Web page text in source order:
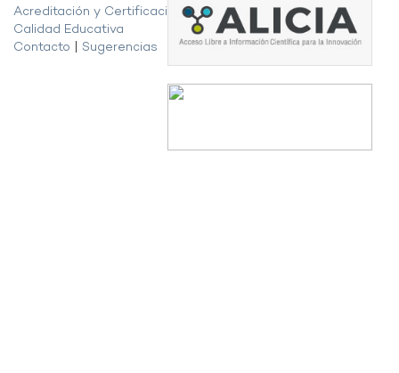
Acreditación y Certificación de la
Calidad Educativa
Contacto
Sugerencias